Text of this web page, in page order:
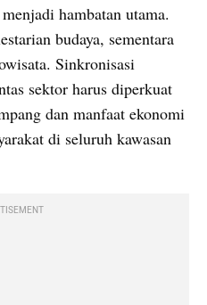
hambatan utama.
budaya, sementara
Sinkronisasi
sektor harus diperkuat
dan manfaat ekonomi
di seluruh kawasan